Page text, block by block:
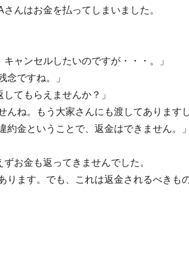
んはお金を払ってしまいました。
ャンセルしたいのですが・・・。」
念ですね。」
てもらえませんか？」
んね。もう大家さんにも渡してあります
約金ということで、返金はできません。」
お金も返ってきませんでした。
ります。でも、これは返金されるべきも